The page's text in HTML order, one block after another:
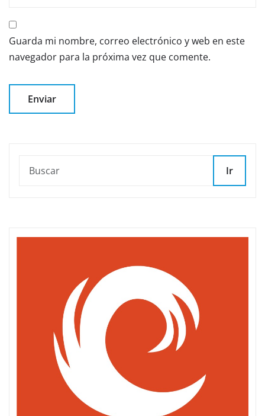
Guarda mi nombre, correo electrónico y web en este
navegador para la próxima vez que comente.
Ir